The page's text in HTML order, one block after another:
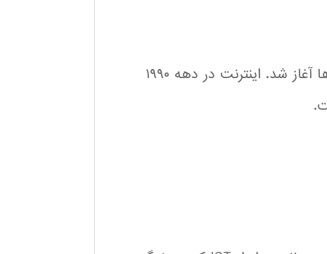
فناوری اطلاعات از دهه ۱۹۴۰ با اختراع اولین کامپیوترها آغاز شد. اینترنت در دهه ۱۹۹۰